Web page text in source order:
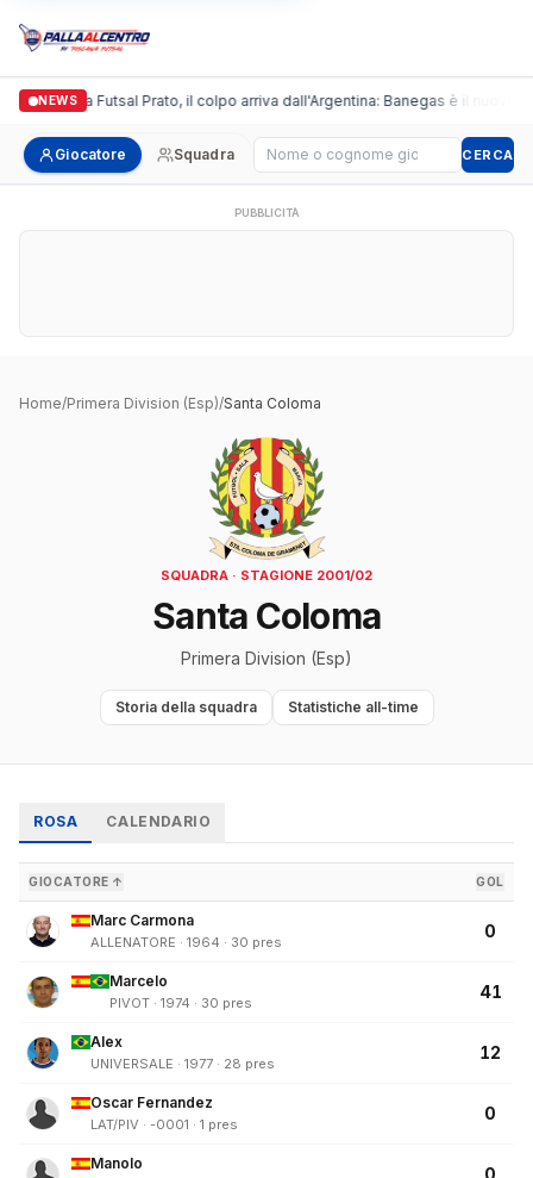
NEWS
Italgronda Futsal Prato, il colpo arriva dall'Argentina: Banegas è il nuovo
Giocatore Squadra Cerca giocatore CERCA
PUBBLICITÀ
Home/Primera Division (Esp)/Santa Coloma
SQUADRA · STAGIONE 2001/02
Santa Coloma
Primera Division (Esp)
Storia della squadra Statistiche all-time
ROSA CALENDARIO
GIOCATORE ↑ GOL
Marc Carmona
ALLENATORE · 1964 · 30 pres
0
Marcelo
PIVOT · 1974 · 30 pres
41
Alex
UNIVERSALE · 1977 · 28 pres
12
Oscar Fernandez
LAT/PIV · -0001 · 1 pres
0
Manolo
0